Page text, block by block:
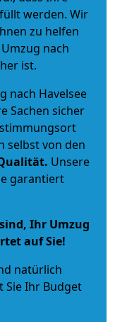
werden. Wir
zu helfen
nach
ist.
nach Havelsee
Sachen sicher
selbst von den
. Unsere
garantiert
Ihr Umzug
auf Sie!
natürlich
Sie Ihr Budget